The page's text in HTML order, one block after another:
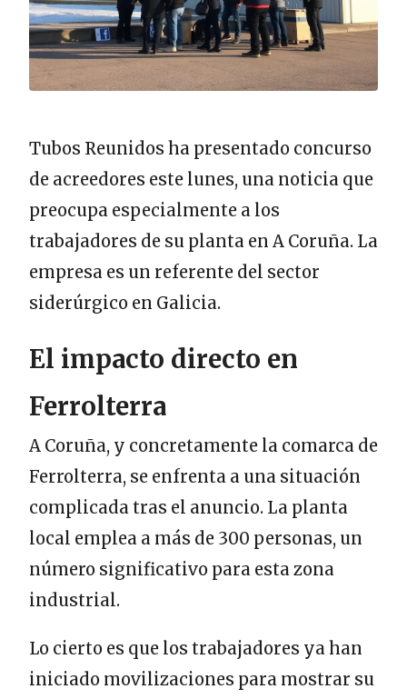
Tubos Reunidos ha presentado concurso
de acreedores este lunes, una noticia que
preocupa especialmente a los
trabajadores de su planta en A Coruña. La
empresa es un referente del sector
siderúrgico en Galicia.
El impacto directo en
Ferrolterra
A Coruña, y concretamente la comarca de
Ferrolterra, se enfrenta a una situación
complicada tras el anuncio. La planta
local emplea a más de 300 personas, un
número significativo para esta zona
industrial.
Lo cierto es que los trabajadores ya han
iniciado movilizaciones para mostrar su